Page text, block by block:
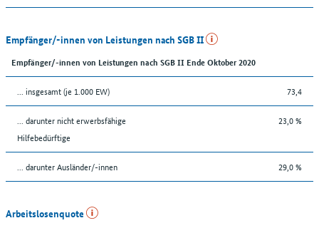
Empfänger/-innen von Leistungen nach SGB II
Empfänger/-innen von Leistungen nach SGB II Ende Oktober 2020
... insgesamt (je 1.000 EW) 73,4
... darunter nicht erwerbsfähige
Hilfebedürftige
23,0 %
... darunter Ausländer/-innen 29,0 %
Arbeitslosenquote